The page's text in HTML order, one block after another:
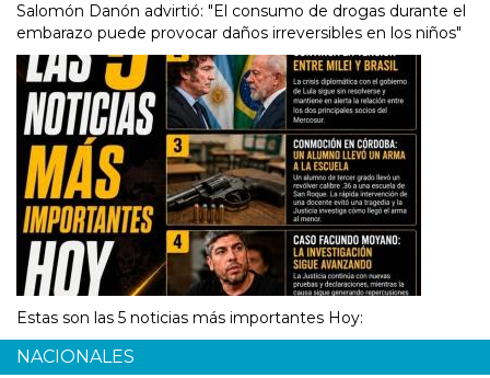
Salomón Danón advirtió: "El consumo de drogas durante el
embarazo puede provocar daños irreversibles en los niños"
Estas son las 5 noticias más importantes Hoy:
NACIONALES